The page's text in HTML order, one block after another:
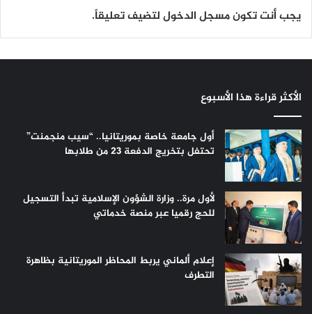
يجب أنت تكونمسجل الدخوللتضيف تعليقاً.
الأكثر قراءة هذا الأسبوع
أول جامعة خاصة بموريتانيا.. “سيب منجمنت”
تحتفل بتخريج الدفعة 23 من طلابها
لأول مرة.. وزارة الشؤون الإسلامية تبدأ التسجيل
للحج رقميا عبر منصة خدماتي
إعلام ألماني يربط المحاظر الموريتانية بظاهرة
التطرف